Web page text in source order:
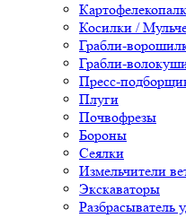
Косилки /
Грабли-
Грабли-
Пресс-
Плуги
Почвофрезы
Бороны
Сеялки
Измельчители
Экскаваторы
Разбрасыватель